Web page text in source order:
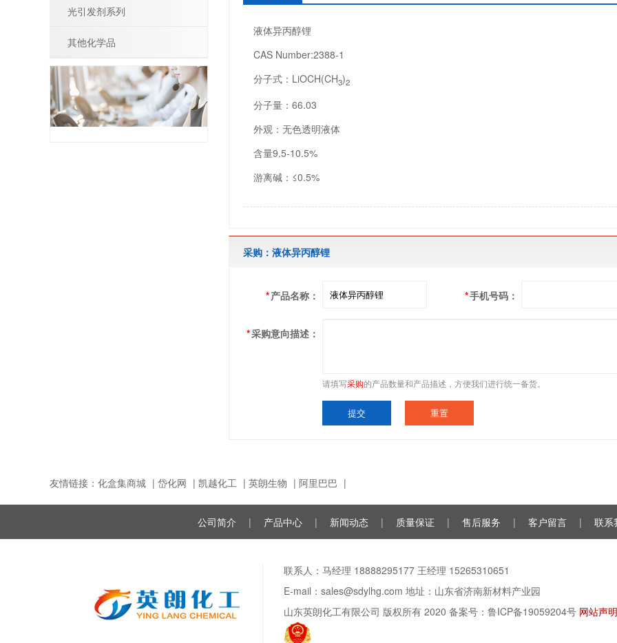
液体异丙醇锂
CAS Number:2388-1
分子式：LiOCH(CH3)2
分子量：66.03
外观：无色透明液体
含量9.5-10.5%
游离碱：≤0.5%
采购：液体异丙醇锂
*产品名称： *手机号码：
*采购意向描述：
请填写采购的产品数量和产品描述，方便我们进行统一备货。
光引发剂系列
其他化学品
友情链接： 化盒集商城 | 岱化网 | 凯越化工 | 英朗生物 | 阿里巴巴 |
公司简介 | 产品中心 | 新闻动态 | 质量保证 | 售后服务 | 客户留言 | 联系
联系人：马经理 18888295177 王经理 15265310651
E-mail：sales@sdylhg.com 地址：山东省济南新材料产业园
山东英朗化工有限公司 版权所有 2020 备案号： 鲁ICP备19059204号 网站声明